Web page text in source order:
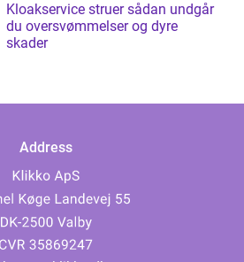
Kloakservice struer sådan undgår
du oversvømmelser og dyre
skader
Address